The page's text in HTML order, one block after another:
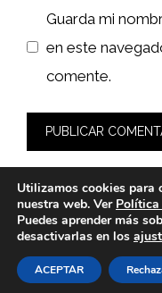
Guarda mi
en este
comente.
© 2026 bioloco.es -
Utilizamos cookies para
nuestra web. Ver Política
Puedes aprender más
desactivarlas en los
ACEPTAR